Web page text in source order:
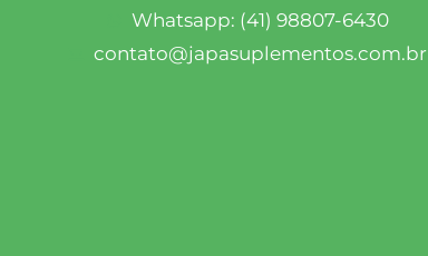
Whatsapp: (41) 98807-6430
contato@japasuplementos.com.br